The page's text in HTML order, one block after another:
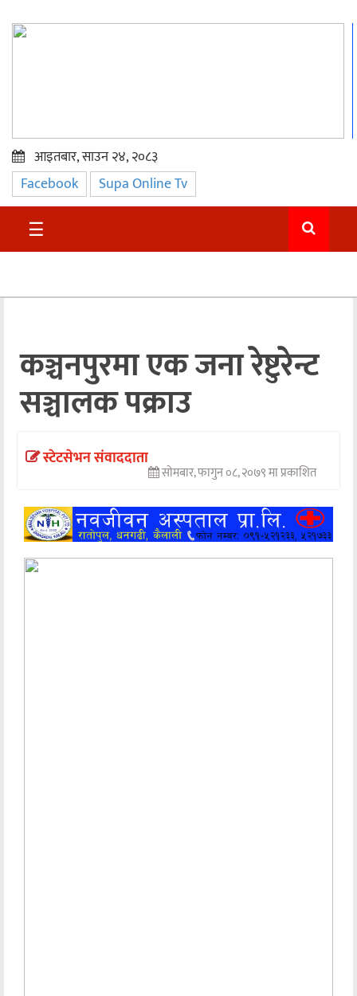
प्रमुख
समाचार
सुदुर
अन्तराष्ट्रिय
अन्तर्वार्ता
अर्थ
खेलकुद
अन्य
आइतबार, साउन २४, २०८३
Facebook Supa Online Tv
☰
कञ्चनपुरमा एक जना रेष्टुरेन्ट
सञ्चालक पक्राउ
स्टेटसेभन संवाददाता
सोमबार, फागुन ०८, २०७९ मा प्रकाशित